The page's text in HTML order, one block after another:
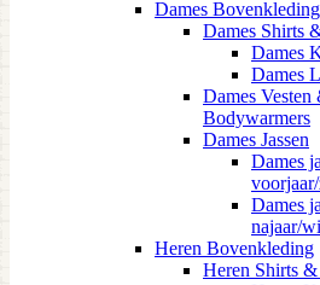
Dames Bovenkleding
Dames Shirts
Dames
Dames
Dames Vesten
Bodywarmers
Dames Jassen
Dames
Dames
najaar/
Heren Bovenkleding
Heren Shirts